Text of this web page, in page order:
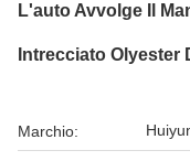
L'auto Avvolge Il
Intrecciato Olyester
Marchio: